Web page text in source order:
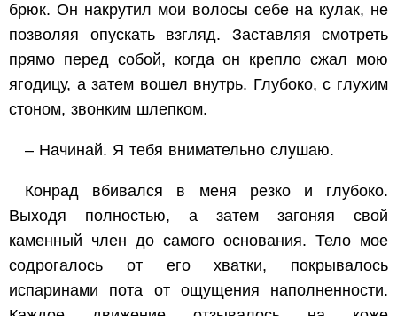
брюк. Он накрутил мои волосы себе на кулак, не
позволяя опускать взгляд. Заставляя смотреть
прямо перед собой, когда он крепло сжал мою
ягодицу, а затем вошел внутрь. Глубоко, с глухим
стоном, звонким шлепком.
– Начинай. Я тебя внимательно слушаю.
Конрад вбивался в меня резко и глубоко.
Выходя полностью, а затем загоняя свой
каменный член до самого основания. Тело мое
содрогалось от его хватки, покрывалось
испаринами пота от ощущения наполненности.